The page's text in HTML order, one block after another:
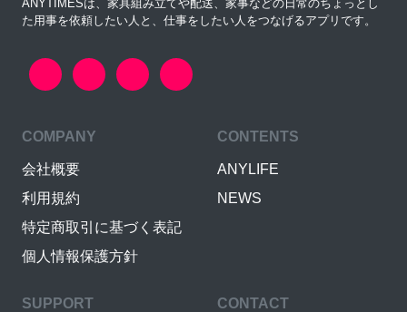
ANYTIMESは、家具組み立てや配送、家事などの日常のちょっとし
た用事を依頼したい人と、仕事をしたい人をつなげるアプリです。
COMPANY
会社概要
利用規約
特定商取引に基づく表記
個人情報保護方針
CONTENTS
ANYLIFE
NEWS
SUPPORT CONTACT